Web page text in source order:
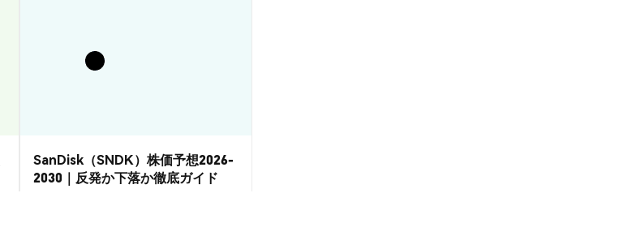
SanDisk（SNDK）株価予想2026-
2030｜反発か下落か徹底ガイド